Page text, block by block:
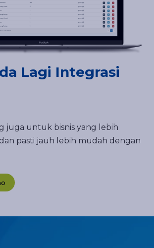
Lagi Integrasi
juga untuk bisnis yang lebih
pasti jauh lebih mudah dengan